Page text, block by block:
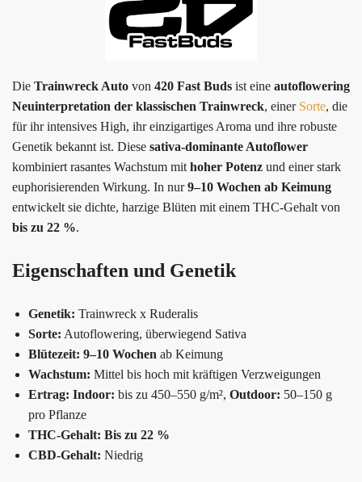
Die Trainwreck Auto von 420 Fast Buds ist eine autoflowering
Neuinterpretation der klassischen Trainwreck, einer Sorte, die
für ihr intensives High, ihr einzigartiges Aroma und ihre robuste
Genetik bekannt ist. Diese sativa-dominante Autoflower
kombiniert rasantes Wachstum mit hoher Potenz und einer stark
euphorisierenden Wirkung. In nur9–10 Wochen ab Keimung
entwickelt sie dichte, harzige Blüten mit einem THC-Gehalt von
bis zu 22 %.
Eigenschaften und Genetik
Genetik: Trainwreck x Ruderalis
Sorte: Autoflowering, überwiegend Sativa
Blütezeit: 9–10 Wochen ab Keimung
Wachstum: Mittel bis hoch mit kräftigen Verzweigungen
Ertrag: Indoor: bis zu 450–550 g/m², Outdoor: 50–150 g
pro Pflanze
THC-Gehalt: Bis zu 22 %
CBD-Gehalt: Niedrig